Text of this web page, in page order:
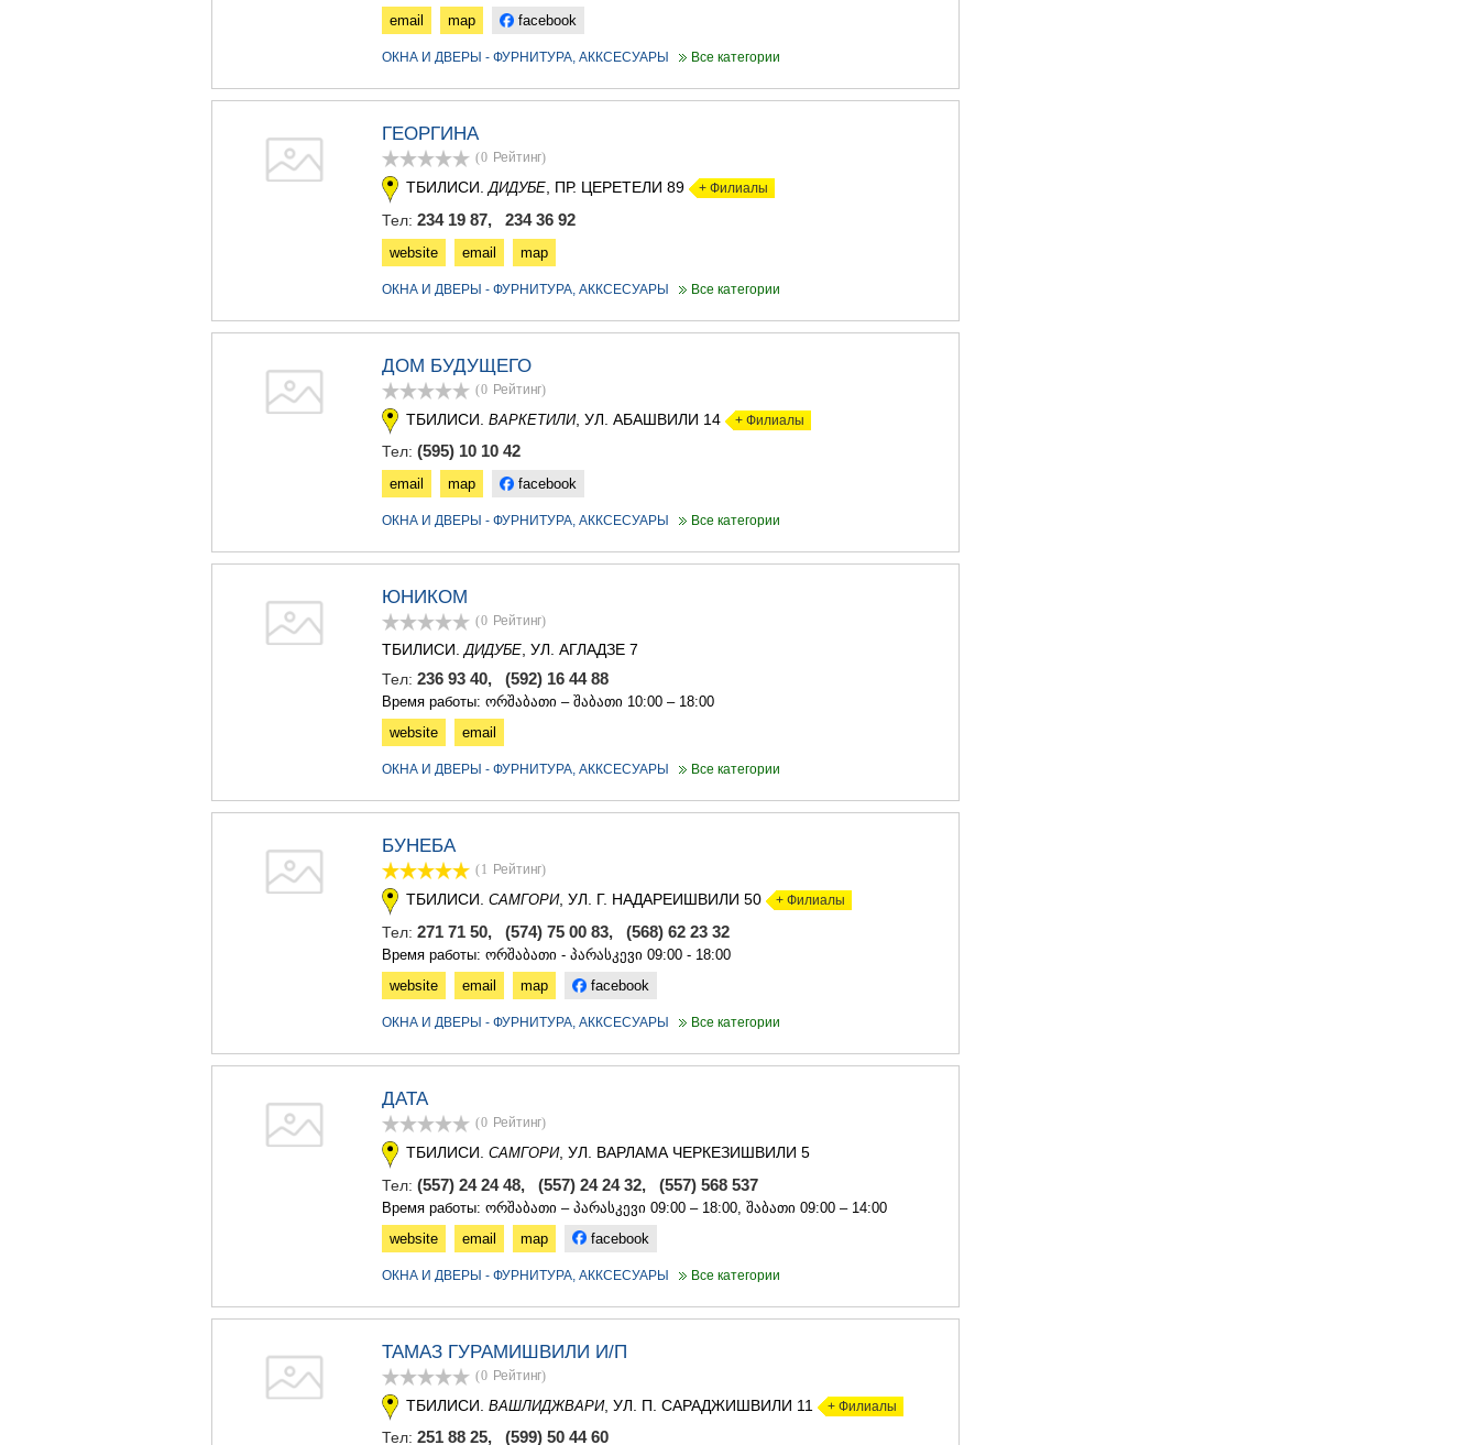
АДИГЕНИ
БОЛНИСИ
ХАШУРИ
email
map facebook
ОКНА И ДВЕРЫ - ФУРНИТУРА, АККСЕСУАРЫ Все категории
ГЕОРГИНА
(0 Рейтинг)
ТБИЛИСИ.ДИДУБЕ, ПР. ЦЕРЕТЕЛИ 89 + Филиалы
Тел: 234 19 87, 234 36 92
website email map
ОКНА И ДВЕРЫ - ФУРНИТУРА, АККСЕСУАРЫ Все категории
ДОМ БУДУЩЕГО
(0 Рейтинг)
ТБИЛИСИ. ВАРКЕТИЛИ, УЛ. АБАШВИЛИ 14 + Филиалы
Тел: (595) 10 10 42
email map facebook
ОКНА И ДВЕРЫ - ФУРНИТУРА, АККСЕСУАРЫ Все категории
ЮНИКОМ
(0 Рейтинг)
ТБИЛИСИ.ДИДУБЕ, УЛ. АГЛАДЗЕ 7
Тел: 236 93 40, (592) 16 44 88
Время работы: ორშაბათი – შაბათი 10:00 – 18:00
website
email
ОКНА И ДВЕРЫ - ФУРНИТУРА, АККСЕСУАРЫ Все категории
БУНЕБА
(1 Рейтинг)
ТБИЛИСИ. САМГОРИ, УЛ. Г. НАДАРЕИШВИЛИ 50 + Филиалы
Тел: 271 71 50, (574) 75 00 83, (568) 62 23 32
Время работы: ორშაბათი - პარასკევი 09:00 - 18:00
website
email map facebook
ОКНА И ДВЕРЫ - ФУРНИТУРА, АККСЕСУАРЫ Все категории
ДАТА
(0 Рейтинг)
ТБИЛИСИ. САМГОРИ, УЛ. ВАРЛАМА ЧЕРКЕЗИШВИЛИ 5
Тел: (557) 24 24 48, (557) 24 24 32, (557) 568 537
Время работы: ორშაბათი – პარასკევი 09:00 – 18:00, შაბათი 09:00 – 14:00
website
email map facebook
ОКНА И ДВЕРЫ - ФУРНИТУРА, АККСЕСУАРЫ Все категории
ТАМАЗ ГУРАМИШВИЛИ И/П
(0 Рейтинг)
ТБИЛИСИ. ВАШЛИДЖВАРИ, УЛ. П. САРАДЖИШВИЛИ 11 + Филиалы
Тел: 251 88 25, (599) 50 44 60